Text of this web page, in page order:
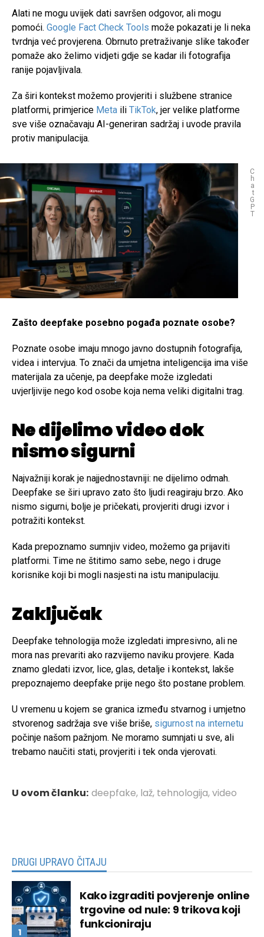
Alati ne mogu uvijek dati savršen odgovor, ali mogu
pomoći. Google Fact Check Tools može pokazati je li neka
tvrdnja već provjerena. Obrnuto pretraživanje slike također
pomaže ako želimo vidjeti gdje se kadar ili fotografija
ranije pojavljivala.
Za širi kontekst možemo provjeriti i službene stranice
platformi, primjerice Meta ili TikTok, jer velike platforme
sve više označavaju AI-generiran sadržaj i uvode pravila
protiv manipulacija.
C
h
a
t
G
P
T
Zašto deepfake posebno pogađa poznate osobe?
Poznate osobe imaju mnogo javno dostupnih fotografija,
videa i intervjua. To znači da umjetna inteligencija ima više
materijala za učenje, pa deepfake može izgledati
uvjerljivije nego kod osobe koja nema veliki digitalni trag.
Ne dijelimo video dok
nismo sigurni
Najvažniji korak je najjednostavniji: ne dijelimo odmah.
Deepfake se širi upravo zato što ljudi reagiraju brzo. Ako
nismo sigurni, bolje je pričekati, provjeriti drugi izvor i
potražiti kontekst.
Kada prepoznamo sumnjiv video, možemo ga prijaviti
platformi. Time ne štitimo samo sebe, nego i druge
korisnike koji bi mogli nasjesti na istu manipulaciju.
Zaključak
Deepfake tehnologija može izgledati impresivno, ali ne
mora nas prevariti ako razvijemo naviku provjere. Kada
znamo gledati izvor, lice, glas, detalje i kontekst, lakše
prepoznajemo deepfake prije nego što postane problem.
U vremenu u kojem se granica između stvarnog i umjetno
stvorenog sadržaja sve više briše, sigurnost na internetu
počinje našom pažnjom. Ne moramo sumnjati u sve, ali
trebamo naučiti stati, provjeriti i tek onda vjerovati.
U ovom članku: deepfake, laž, tehnologija,video
DRUGI UPRAVO ČITAJU
Kako izgraditi povjerenje online
trgovine od nule: 9 trikova koji
funkcioniraju